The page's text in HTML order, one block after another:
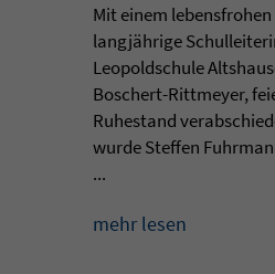
Mit einem
langjährige
Leopoldschule
Boschert-Rittmeyer,
Ruhestand
wurde Steffen
...
mehr lesen